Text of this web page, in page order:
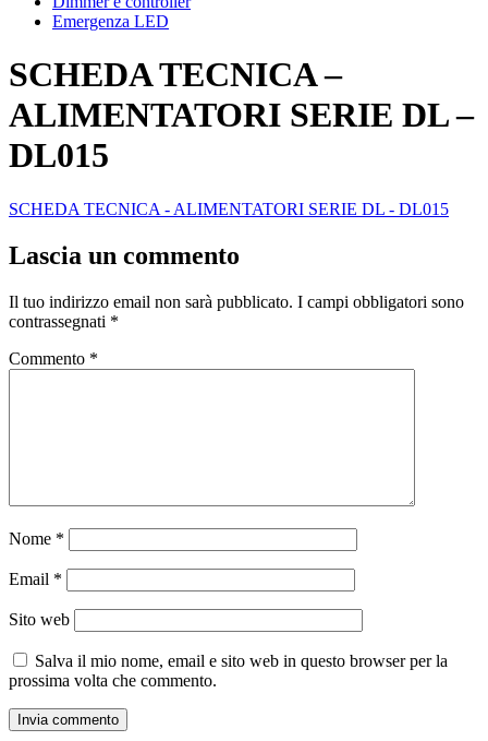
Emergenza LED
SCHEDA TECNICA –
ALIMENTATORI SERIE DL –
DL015
SCHEDA TECNICA - ALIMENTATORI SERIE DL - DL015
Lascia un commento
Il tuo indirizzo email non sarà pubblicato. I campi obbligatori sono
contrassegnati *
Commento *
Nome *
Email *
Sito web
Salva il mio nome, email e sito web in questo browser per la
prossima volta che commento.